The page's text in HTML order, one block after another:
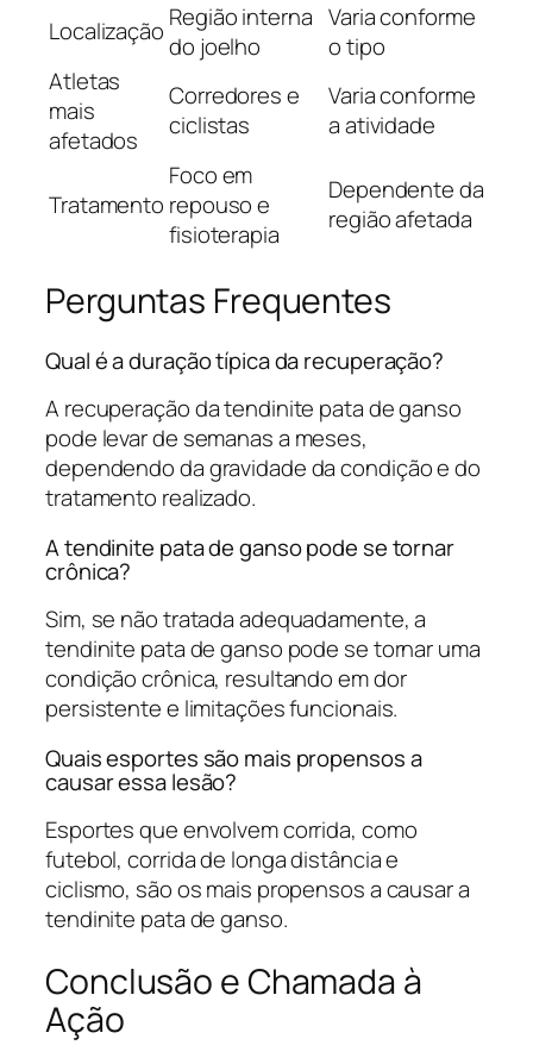
Localização Região interna
do joelho
Varia conforme
o tipo
Atletas
mais
afetados
Corredores e
ciclistas
Varia conforme
a atividade
Tratamento
Foco em
repouso e
fisioterapia
Dependente da
região afetada
Perguntas Frequentes
Qual é a duração típica da recuperação?
A recuperação da tendinite pata de ganso
pode levar de semanas a meses,
dependendo da gravidade da condição e do
tratamento realizado.
A tendinite pata de ganso pode se tornar
crônica?
Sim, se não tratada adequadamente, a
tendinite pata de ganso pode se tornar uma
condição crônica, resultando em dor
persistente e limitações funcionais.
Quais esportes são mais propensos a
causar essa lesão?
Esportes que envolvem corrida, como
futebol, corrida de longa distância e
ciclismo, são os mais propensos a causar a
tendinite pata de ganso.
Conclusão e Chamada à
Ação